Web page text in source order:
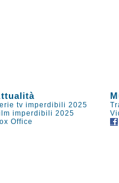
tv imperdibili 2025
imperdibili 2025
Office